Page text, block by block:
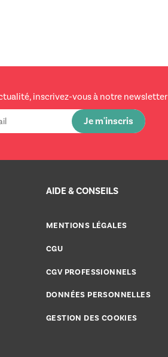
inscrivez-vous à notre newsletter
AIDE & CONSEILS
MENTIONS LÉGALES
CGU
CGV PROFESSIONNELS
DONNÉES PERSONNELLES
GESTION DES COOKIES